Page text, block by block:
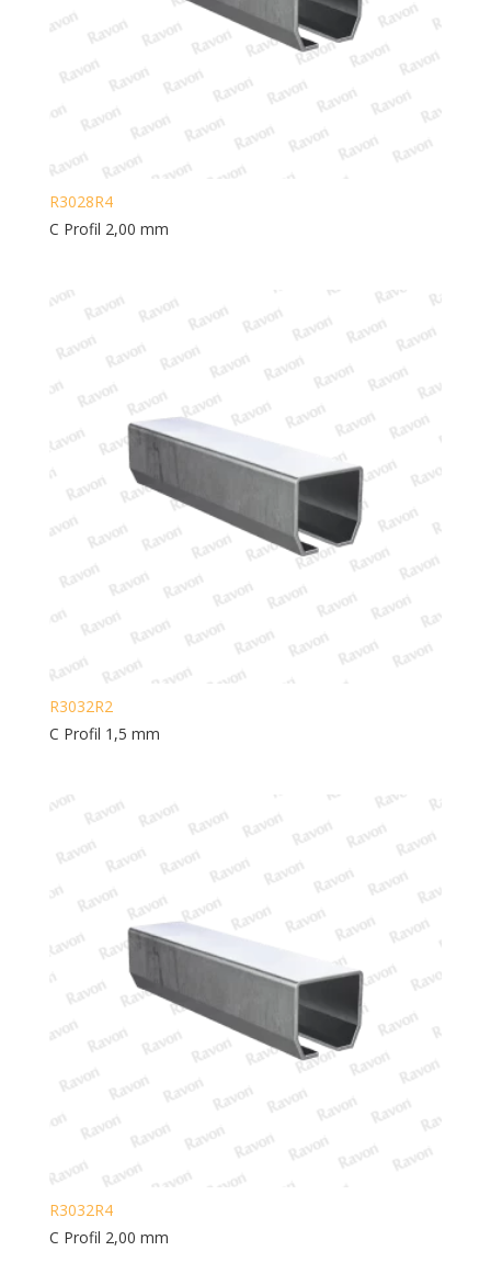
R3028R4
C Profil 2,00 mm
R3032R2
C Profil 1,5 mm
R3032R4
C Profil 2,00 mm